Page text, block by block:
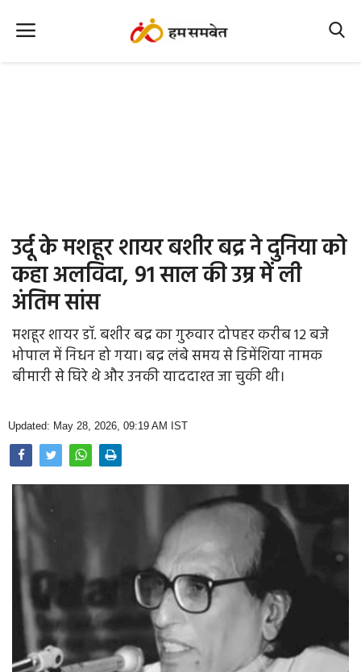
Office Office
Political Gossips
Farm & Food
Opinion
Photo Gallery
Home
उर्दू के मशहूर शायर बशीर बद्र ने दुनिया को
कहा अलविदा, 91 साल की उम्र में ली
अंतिम सांस
मशहूर शायर डॉ. बशीर बद्र का गुरुवार दोपहर करीब 12 बजे
भोपाल में निधन हो गया। बद्र लंबे समय से डिमेंशिया नामक
बीमारी से घिरे थे और उनकी याददाश्त जा चुकी थी।
Updated: May 28, 2026, 09:19 AM IST